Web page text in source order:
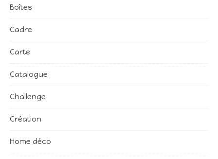
Boîtes
Cadre
Carte
Catalogue
Challenge
Création
Home déco